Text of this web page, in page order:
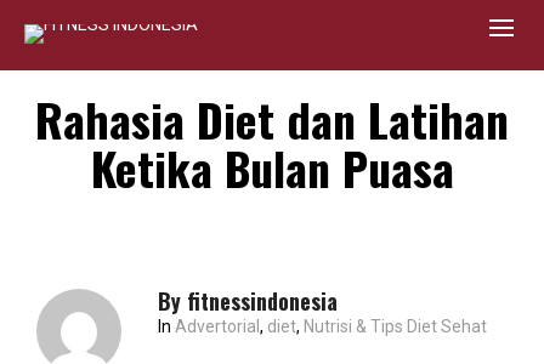
Rahasia Diet dan Latihan
Ketika Bulan Puasa
By fitnessindonesia
In Advertorial , diet, Nutrisi & Tips Diet Sehat